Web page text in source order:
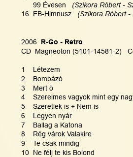
      99 Évesen
(Szikora Róbert -
16  EB-Himnusz
(Szikora Róbert
2006
  R-Go - Retro
CD  Magneoton (5101-14581-2)
1    Létezem
2    Bombázó
3    Mert ö
4    Szerelmes vagyok mint egy
5    Szeretlek is + Nem is
6    Legyen nyár
7    Ballag a Katona
8    Rég várok Valakire
9    Te csak mindig
10  Ne félj te kis Bolond